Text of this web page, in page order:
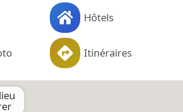
Hôtels
Itinéraires